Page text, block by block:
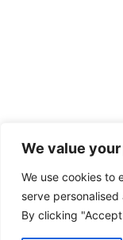
We value
We use cookies to
serve
By clicking